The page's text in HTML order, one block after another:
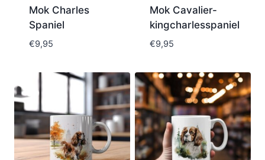
Mok Charles
Spaniel
€9,95
Mok Cavalier-
kingcharlesspaniel
€9,95